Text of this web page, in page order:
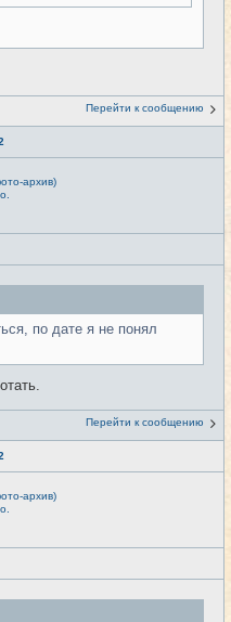
Перейти к сообщению
архив)
по дате я не понял
Перейти к сообщению
архив)